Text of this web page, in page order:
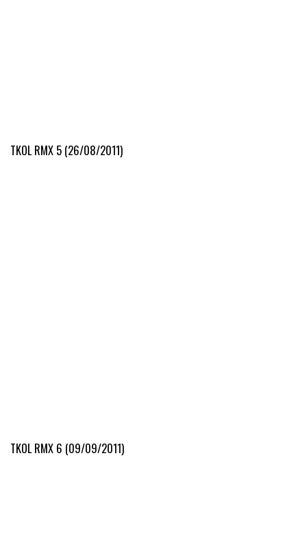
TKOL RMX 5 (26/08/2011)
TKOL RMX 6 (09/09/2011)